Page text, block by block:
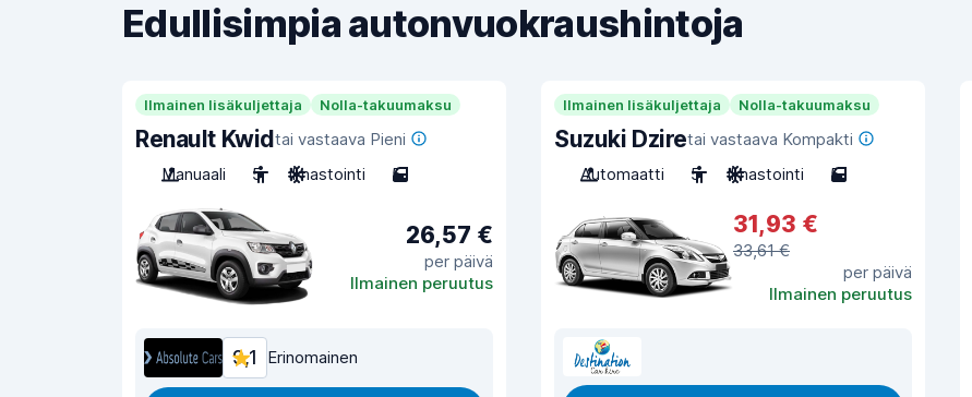
Edullisimpia autonvuokraushintoja
Ilmainen lisäkuljettaja Nolla-takuumaksu
Renault Kwidtai vastaava Pieni
Manuaali
5 Ilmastointi 5
26,57 €
per päivä
Ilmainen peruutus
9,1 Erinomainen
Ilmainen lisäkuljettaja Nolla-takuumaksu
Suzuki Dziretai vastaava Kompakti
Automaatti
5 Ilmastointi 5
31,93 €
33,61 €
per päivä
Ilmainen peruutus